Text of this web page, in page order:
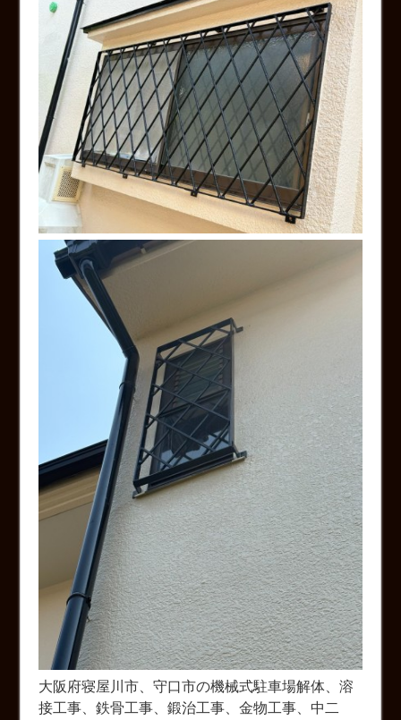
大阪府寝屋川市、守口市の機械式駐車場解体、溶
接工事、鉄骨工事、鍛治工事、金物工事、中二